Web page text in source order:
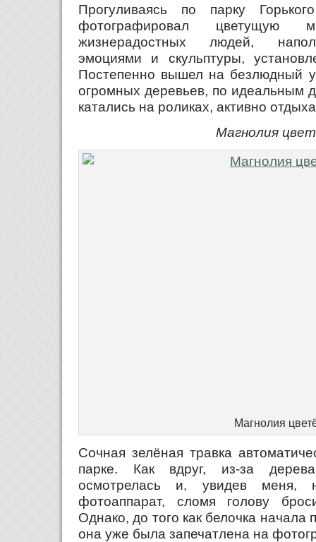
Прогуливаясь по парку
фотографировал цветущую
жизнерадостных людей,
эмоциями и скульптуры,
Постепенно вышел на безлюдный
огромных деревьев, по идеальным
катались на роликах, активно
Магнолия
Магнолия
Сочная зелёная травка
парке. Как вдруг, из-за
осмотрелась и, увидев меня,
фотоаппарат, сломя голову
Однако, до того как белочка начала
она уже была запечатлена на